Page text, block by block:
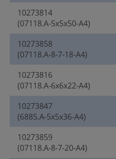
10273814
(07118.A-5x5x50-A4)
10273858
(07118.A-8-7-18-A4)
10273816
(07118.A-6x6x22-A4)
10273847
(6885.A-5x5x36-A4)
10273859
(07118.A-8-7-20-A4)